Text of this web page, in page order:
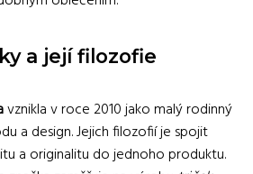
a její filozofie
vznikla v roce 2010 jako malý rodinný
a design. Jejich filozofií je spojit
a originalitu do jednoho produktu.